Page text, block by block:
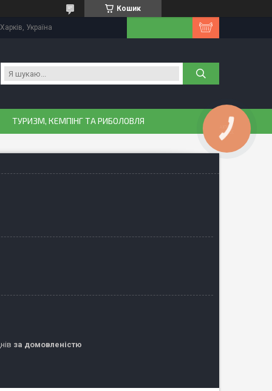
Кошик
Україна
ТУРИЗМ, КЕМПІНГ ТА РИБОЛОВЛЯ
за домовленістю
КНОПКА
ЗВ'ЯЗКУ